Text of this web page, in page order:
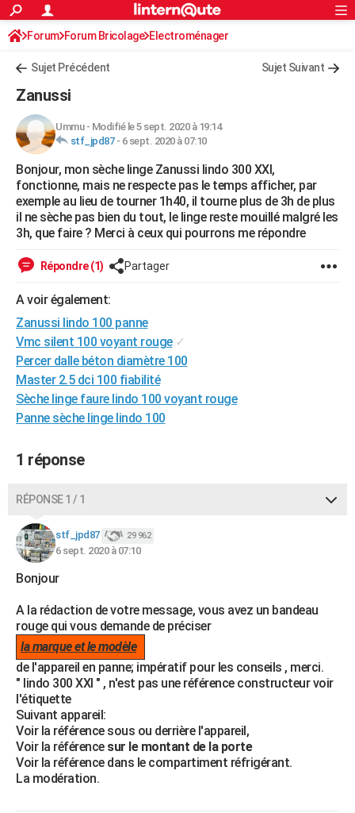
ACTUALITÉS
Politique
Société
Faits Divers
Education
Monde
Villes
+
FINANCE
Retraite
Impôts
Epargne
Immobilier
Risques naturels par ville
Banque
Assurance
Crédit
AUTO
Essais
Réserver un essai
Citadines
Berlines
SUV
Forum auto
+HIGH-TECH
Mobiles
Meilleur smartphone
Internet
Ordinateurs
Jeux vidéo
Guide high-tech
+BRICOLAGE
Forum
Aménagement intérieur
Extérieur
Cuisine
Salle de bains
Jardinage
Rangement
Guides de France
Escapades
Patrimoine
Expositions
Musées
Week-end nature
Art de vivre
Bien-être
Loisirs
Mode
Modes de vie
Alimentation
Guide de la santé
Maladies
Médicaments
Sommeil
VOYAGE
PHOTO
GUIDES D'ACHAT
CARTE DE VOEUX
Carte de Noël
Carte Bonne année
Carte Saint-Valentin
Carte Pâques
Carte d'anniversaire
DICTIONNAIRE
Dictionnaire
Biographies
Citations
Expressions
Proverbes
PROGRAMME TV
FORUM
Bricolage
Lifestyle
Culture
Sport
Auto
Television
Voyage
Cinema
S'inscrire
Connexion
Forum Forum Bricolage Electroménager
Sujet Précédent Sujet Suivant
Zanussi
Ummu- Modifié le 5 sept. 2020 à 19:14
stf_jpd87- 6 sept. 2020 à 07:10
Bonjour, mon sèche linge Zanussi lindo 300 XXI,
fonctionne, mais ne respecte pas le temps afficher, par
exemple au lieu de tourner 1h40, il tourne plus de 3h de plus
il ne sèche pas bien du tout, le linge reste mouillé malgré les
3h, que faire ? Merci à ceux qui pourrons me répondre
Répondre (1) Partager
A voir également:
Zanussi lindo 100 panne
Vmc silent 100 voyant rouge ✓
Percer dalle béton diamètre 100
Master 2.5 dci 100 fiabilité
Sèche linge faure lindo 100 voyant rouge
Panne sèche linge lindo 100
1 réponse
RÉPONSE 1 / 1
stf_jpd87 29 962
6 sept. 2020 à 07:10
Bonjour
A la rédaction de votre message, vous avez un bandeau
rouge qui vous demande de préciser
la marque et le modèle
de l'appareil en panne; impératif pour les conseils , merci.
" lindo 300 XXI " , n'est pas une référence constructeur voir
l'étiquette
Suivant appareil:
Voir la référence sous ou derrière l'appareil,
Voir la référencesur le montant de la porte
Voir la référence dans le compartiment réfrigérant.
La modération.